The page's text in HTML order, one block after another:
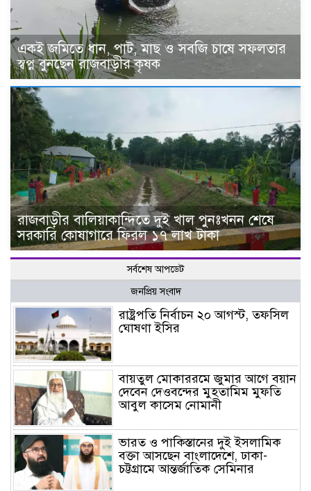
একই জমিতে ধান, পাট, মাছ ও সবজি চাষে সফলতার
স্বপ্ন বুনছেন রাজবাড়ীর কৃষক
রাজবাড়ীর বালিয়াকান্দিতে দুই খাল পুনঃখনন শেষে
সরকারি কোষাগারে ফিরল ১৭ লাখ টাকা
সর্বশেষ আপডেট
জনপ্রিয় সংবাদ
রাষ্ট্রপতি নির্বাচন ২০ আগস্ট, তফসিল
ঘোষণা ইসির
বায়তুল মোকাররমে জুমার আগে বয়ান
দেবেন দেওবন্দের মুহতামিম মুফতি
আবুল কাসেম নোমানী
ভারত ও পাকিস্তানের দুই ইসলামিক
বক্তা আসছেন বাংলাদেশে, ঢাকা-
চট্টগ্রামে আন্তর্জাতিক সেমিনার